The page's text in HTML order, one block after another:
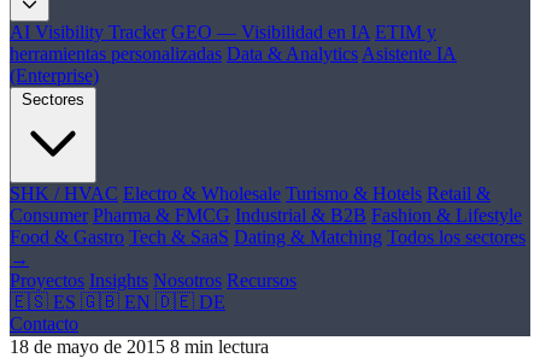
AI Visibility Tracker GEO — Visibilidad en IA ETIM y
herramientas personalizadas Data & Analytics Asistente IA
(Enterprise)
Sectores
SHK / HVAC Electro & Wholesale Turismo & Hotels Retail &
Consumer Pharma & FMCG Industrial & B2B Fashion & Lifestyle
Food & Gastro Tech & SaaS Dating & Matching Todos los sectores
→
Proyectos Insights Nosotros Recursos
🇪🇸 ES 🇬🇧 EN 🇩🇪 DE
Contacto
18 de mayo de 2015 8 min lectura